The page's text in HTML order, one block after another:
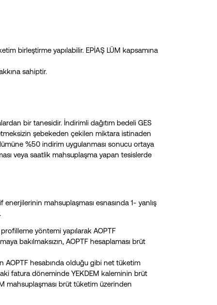
birleştirme yapılabilir. EPİAŞ LÜM kapsamına
sahiptir.
bir tanesidir. İndirimli dağıtım bedeli GES
şebekeden çekilen miktara istinaden
%50 indirim uygulanması sonucu ortaya
veya saatlik mahsuplaşma yapan tesislerde
mahsuplaşması esnasında 1- yanlış
yöntemi yapılarak AOPTF
bakılmaksızın, AOPTF hesaplaması brüt
AOPTF hesabında olduğu gibi net tüketim
fatura döneminde YEKDEM kaleminin brüt
mahsuplaşması brüt tüketim üzerinden